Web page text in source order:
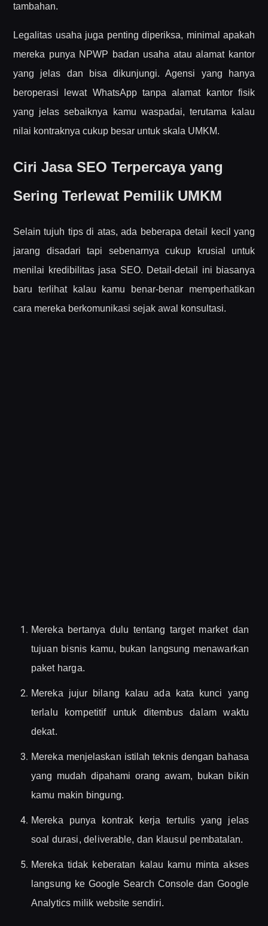
tambahan.
Legalitas usaha juga penting diperiksa, minimal apakah
mereka punya NPWP badan usaha atau alamat kantor
yang jelas dan bisa dikunjungi. Agensi yang hanya
beroperasi lewat WhatsApp tanpa alamat kantor fisik
yang jelas sebaiknya kamu waspadai, terutama kalau
nilai kontraknya cukup besar untuk skala UMKM.
Ciri Jasa SEO Terpercaya yang
Sering Terlewat Pemilik UMKM
Selain tujuh tips di atas, ada beberapa detail kecil yang
jarang disadari tapi sebenarnya cukup krusial untuk
menilai kredibilitas jasa SEO. Detail-detail ini biasanya
baru terlihat kalau kamu benar-benar memperhatikan
cara mereka berkomunikasi sejak awal konsultasi.
Mereka bertanya dulu tentang target market dan
tujuan bisnis kamu, bukan langsung menawarkan
paket harga.
Mereka jujur bilang kalau ada kata kunci yang
terlalu kompetitif untuk ditembus dalam waktu
dekat.
Mereka menjelaskan istilah teknis dengan bahasa
yang mudah dipahami orang awam, bukan bikin
kamu makin bingung.
Mereka punya kontrak kerja tertulis yang jelas
soal durasi, deliverable, dan klausul pembatalan.
Mereka tidak keberatan kalau kamu minta akses
langsung ke Google Search Console dan Google
Analytics milik website sendiri.